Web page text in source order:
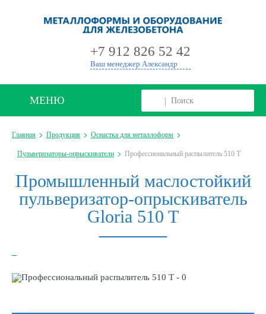
+7 912 826 52 42
Ваш менеджер Александр
МЕНЮ
Главная Продукция Оснастка для металлоформ
Пульверизаторы-опрыскиватели Профессиональный распылитель 510 Т
Промышленный маслостойкий
пульверизатор-опрыскиватель
Gloria 510 T